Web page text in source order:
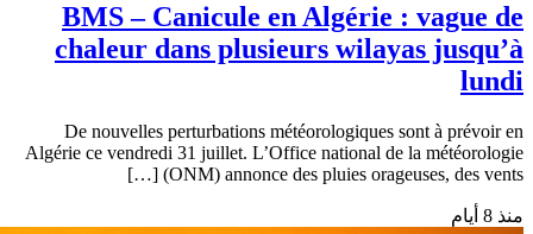
BMS – Canicule en Algérie : vague de
chaleur dans plusieurs wilayas jusqu’à
lundi
De nouvelles perturbations météorologiques sont à prévoir en
Algérie ce vendredi 31 juillet. L’Office national de la météorologie
(ONM) annonce des pluies orageuses, des vents […]
منذ 8 أيام